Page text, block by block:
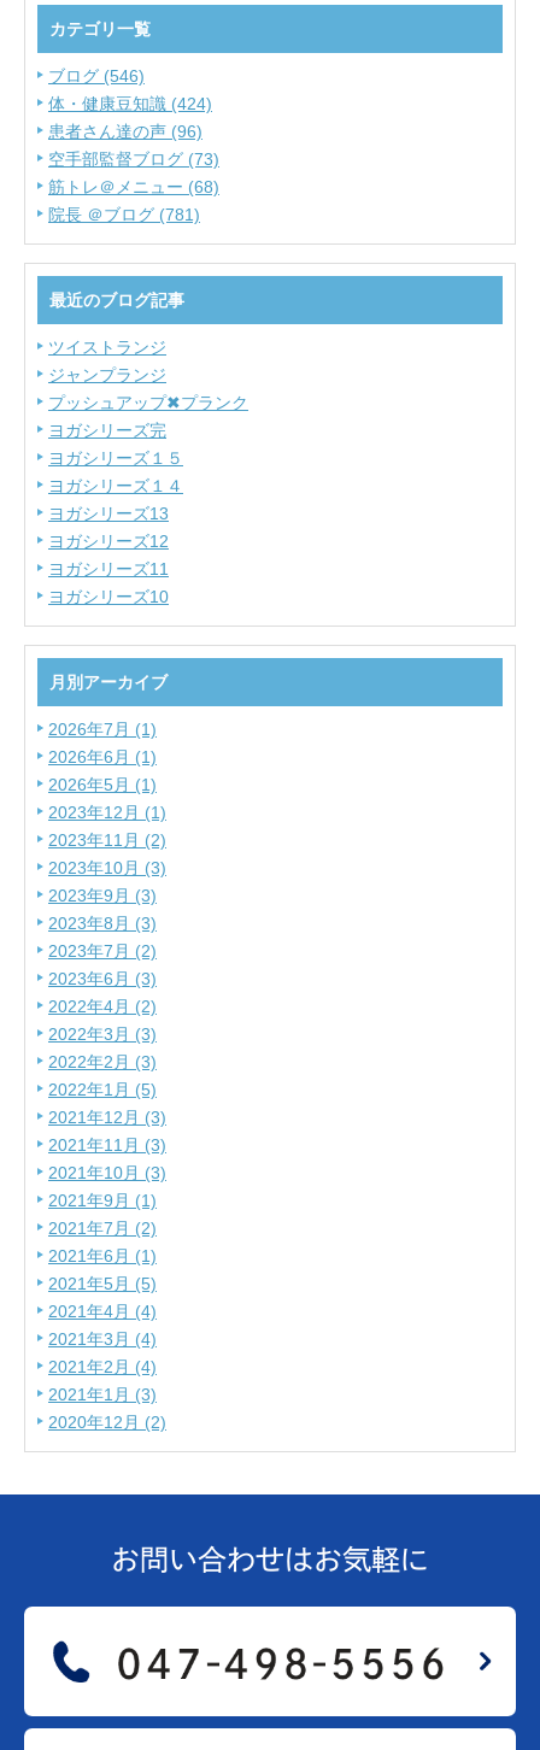
カテゴリ一覧
ブログ (546)
体・健康豆知識 (424)
患者さん達の声 (96)
空手部監督ブログ (73)
筋トレ＠メニュー (68)
院長 ＠ブログ (781)
最近のブログ記事
ツイストランジ
ジャンプランジ
プッシュアップ✖プランク
ヨガシリーズ完
ヨガシリーズ１５
ヨガシリーズ１４
ヨガシリーズ13
ヨガシリーズ12
ヨガシリーズ11
ヨガシリーズ10
月別アーカイブ
2026年7月 (1)
2026年6月 (1)
2026年5月 (1)
2023年12月 (1)
2023年11月 (2)
2023年10月 (3)
2023年9月 (3)
2023年8月 (3)
2023年7月 (2)
2023年6月 (3)
2022年4月 (2)
2022年3月 (3)
2022年2月 (3)
2022年1月 (5)
2021年12月 (3)
2021年11月 (3)
2021年10月 (3)
2021年9月 (1)
2021年7月 (2)
2021年6月 (1)
2021年5月 (5)
2021年4月 (4)
2021年3月 (4)
2021年2月 (4)
2021年1月 (3)
2020年12月 (2)
お問い合わせはお気軽に